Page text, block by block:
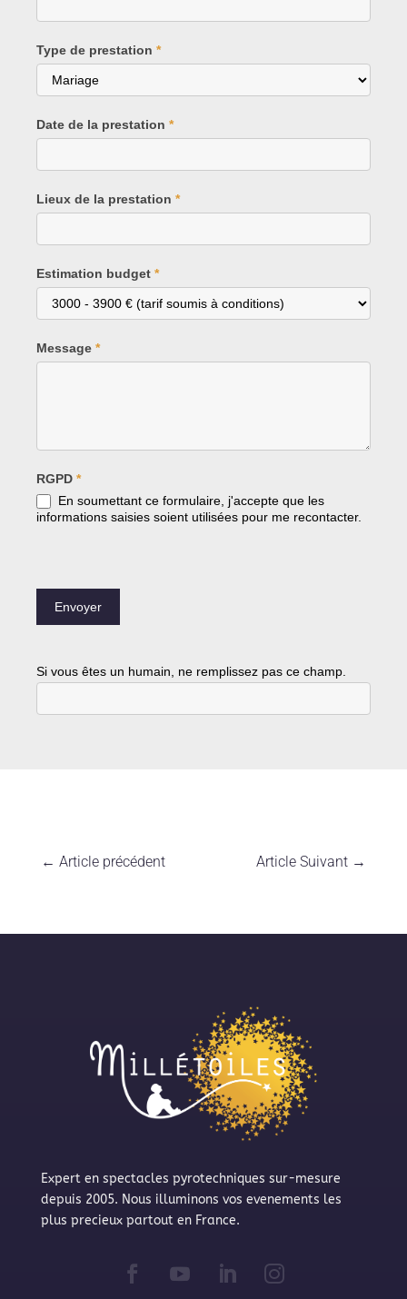
Type de prestation *
Date de la prestation *
Lieux de la prestation *
Estimation budget *
Message *
RGPD *
En soumettant ce formulaire, j'accepte que les
informations saisies soient utilisées pour me recontacter.
Envoyer
Si vous êtes un humain, ne remplissez pas ce champ.
← Article précédent Article Suivant →
Expert en spectacles pyrotechniques sur-mesure
depuis 2005. Nous illuminons vos evenements les
plus precieux partout en France.